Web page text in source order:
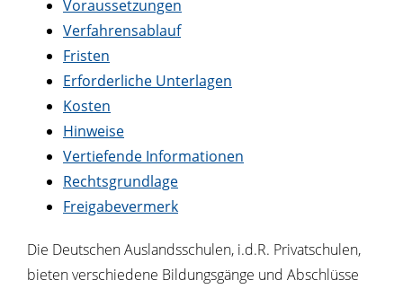
Voraussetzungen
Verfahrensablauf
Fristen
Erforderliche Unterlagen
Kosten
Hinweise
Vertiefende Informationen
Rechtsgrundlage
Freigabevermerk
Die Deutschen Auslandsschulen, i.d.R. Privatschulen,
bieten verschiedene Bildungsgänge und Abschlüsse